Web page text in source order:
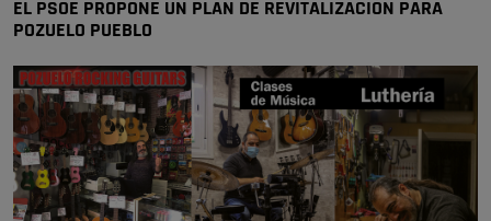
EL PSOE PROPONE UN PLAN DE REVITALIZACIÓN PARA
POZUELO PUEBLO